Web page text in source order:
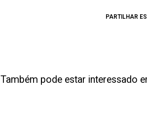
PARTILHAR
Também pode estar interessado